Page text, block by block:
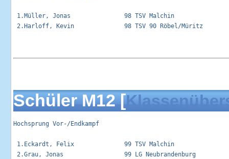
1.Müller, Jonas               98 TSV Malchin
2.Harloff, Kevin              98 TSV 90 Röbel/Müritz
Schüler M12 [
Hochsprung Vor-/Endkampf
1.Eckardt, Felix              99 TSV Malchin
2.Grau, Jonas                 99 LG Neubrandenburg